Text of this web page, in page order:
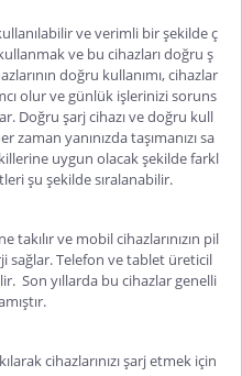
ve verimli bir şekilde ç
ve bu cihazları doğru ş
doğru kullanımı, cihazlar
olur ve günlük işlerinizi soruns
Doğru şarj cihazı ve doğru kull
zaman yanınızda taşımanızı sa
uygun olacak şekilde farkl
şu şekilde sıralanabilir.
takılır ve mobil cihazlarınızın pil
sağlar. Telefon ve tablet üreticil
Son yıllarda bu cihazlar genelli
cihazlarınızı şarj etmek için